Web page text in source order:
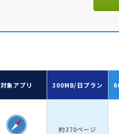
対象アプリ 300MB/日プラン
約370ページ